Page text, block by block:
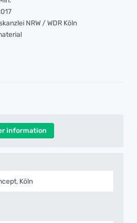
NRW / WDR Köln
information
Köln